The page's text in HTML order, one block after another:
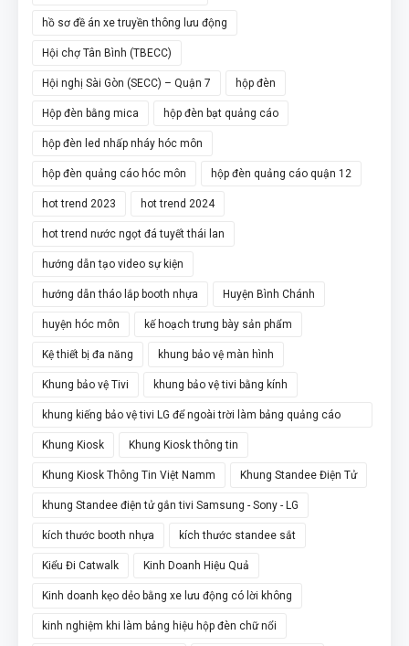
hồ sơ đề án xe truyền thông lưu động
Hội chợ Tân Bình (TBECC)
Hội nghị Sài Gòn (SECC) – Quận 7 hộp đèn
Hộp đèn bằng mica hộp đèn bạt quảng cáo
hộp đèn led nhấp nháy hóc môn
hộp đèn quảng cáo hóc môn hộp đèn quảng cáo quận 12
hot trend 2023 hot trend 2024
hot trend nước ngọt đá tuyết thái lan
hướng dẫn tạo video sự kiện
hướng dẫn tháo lắp booth nhựa Huyện Bình Chánh
huyện hóc môn kế hoạch trưng bày sản phẩm
Kệ thiết bị đa năng khung bảo vệ màn hình
Khung bảo vệ Tivi khung bảo vệ tivi bằng kính
khung kiếng bảo vệ tivi LG để ngoài trời làm bảng quảng cáo
chân đứng
Khung Kiosk Khung Kiosk thông tin
Khung Kiosk Thông Tin Việt Namm Khung Standee Điện Tử
khung Standee điện tử gắn tivi Samsung - Sony - LG
kích thước booth nhựa kích thước standee sắt
Kiểu Đi Catwalk Kinh Doanh Hiệu Quả
Kinh doanh kẹo dẻo bằng xe lưu động có lời không
kinh nghiệm khi làm bảng hiệu hộp đèn chữ nổi